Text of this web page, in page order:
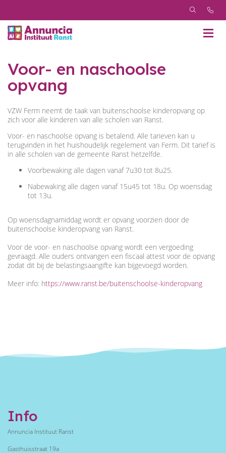
Voor- en naschoolse
opvang
VZW Ferm neemt de taak van buitenschoolse kinderopvang op
zich voor alle kinderen van alle scholen van Ranst.
Voor- en naschoolse opvang is betalend. Alle tarieven kan u
terugvinden in het huishoudelijk regelement van Ferm. Dit tarief is
in alle scholen van de gemeente Ranst hetzelfde.
Voorbewaking alle dagen vanaf 7u30 tot 8u25.
Nabewaking alle dagen vanaf 15u45 tot 18u. Op woensdag
tot 13u.
Op woensdagnamiddag wordt er opvang voorzien door de
buitenschoolse kinderopvang van Ranst.
Voor de voor- en naschoolse opvang wordt een vergoeding
gevraagd. Alle ouders ontvangen een fiscaal attest voor de opvang
zodat dit bij de belastingsaangifte kan bijgevoegd worden.
Meer info: https://www.ranst.be/buitenschoolse-kinderopvang
Info
Annuncia Instituut Ranst
Gasthuisstraat 19a